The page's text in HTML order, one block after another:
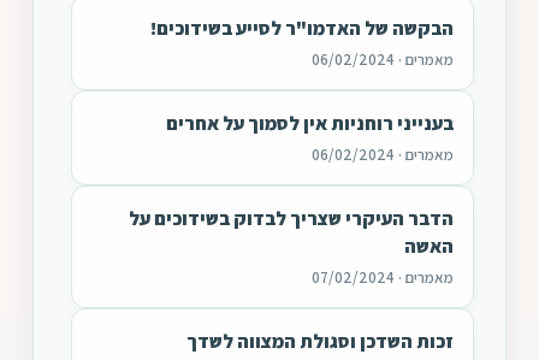
הבקשה של האדמו"ר לסייע בשידוכים!
מאמרים · 06/02/2024
בענייני רוחניות אין לסמוך על אחרים
מאמרים · 06/02/2024
הדבר העיקרי שצריך לבדוק בשידוכים על
האשה
מאמרים · 07/02/2024
זכות השדכן וסגולת המצווה לשדך